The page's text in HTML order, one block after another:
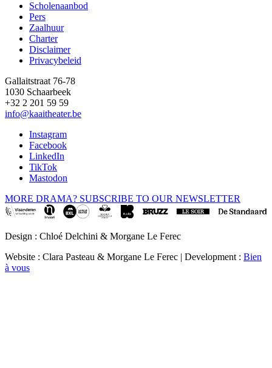
Footer
Scholenaanbod
Pers
Zaalhuur
Charter
Disclaimer
Privacybeleid
Gallaitstraat 76-78
1030 Schaarbeek
+32 2 201 59 59
info@kaaitheater.be
Instagram
Facebook
LinkedIn
TikTok
Mastodon
MORE DRAMA? SUBSCRIBE TO OUR NEWSLETTER
Design : Chloé Delchini & Morgane Le Ferec
Website : Clara Pasteau & Morgane Le Ferec | Development : Bien
à vous